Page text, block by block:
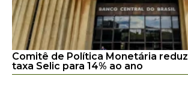
Comitê de Política Monetária reduz
taxa Selic para 14% ao ano